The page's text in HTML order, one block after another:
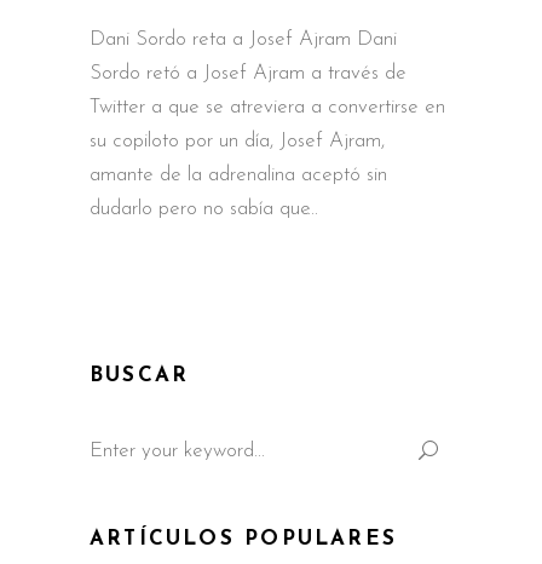
Dani Sordo reta a Josef Ajram Dani
Sordo retó a Josef Ajram a través de
Twitter a que se atreviera a convertirse en
su copiloto por un día, Josef Ajram,
amante de la adrenalina aceptó sin
dudarlo pero no sabía que
BUSCAR
for:
ARTÍCULOS POPULARES